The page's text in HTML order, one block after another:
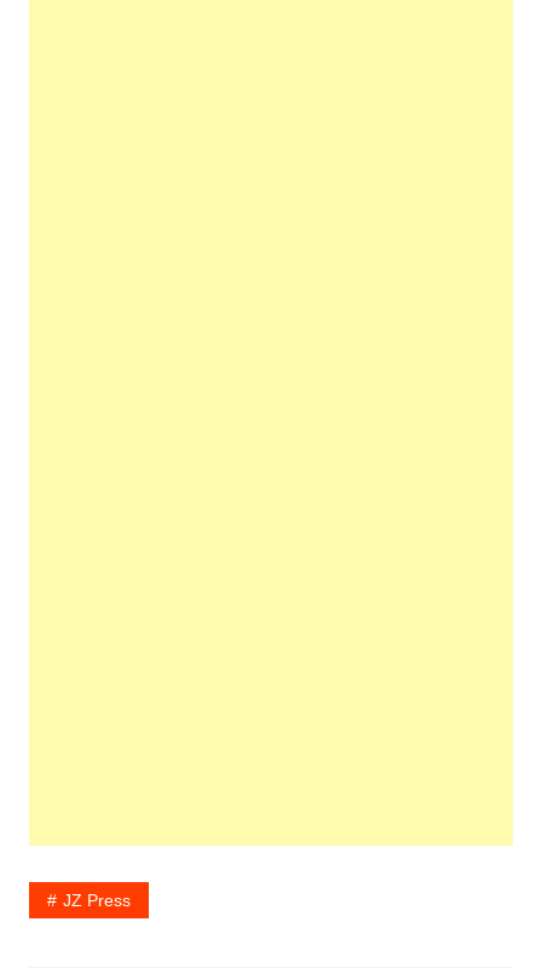
JZ Press